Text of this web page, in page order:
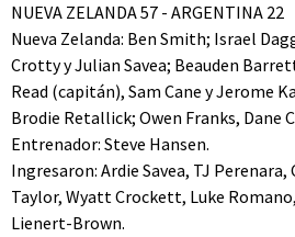
NUEVA ZELANDA 57 - ARGENTINA 22
Nueva Zelanda: Ben Smith; Israel
Crotty y Julian Savea; Beauden
Read (capitán), Sam Cane y Jerome
Brodie Retallick; Owen Franks, Dane
Entrenador: Steve Hansen.
Ingresaron: Ardie Savea, TJ Perenara,
Taylor, Wyatt Crockett, Luke
Lienert-Brown.